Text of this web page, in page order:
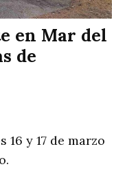
en Mar del
de
y 17 de marzo